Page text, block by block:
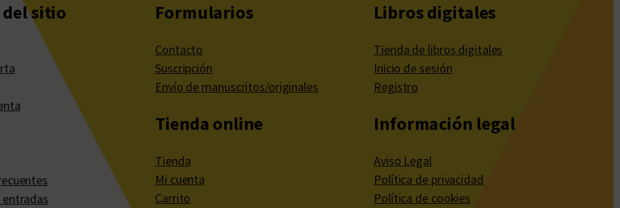
del sitio
entradas
Formularios
Contacto
Suscripción
Envío de manuscritos/originales
Tienda online
Tienda
Mi cuenta
Carrito
Libros digitales
Tienda de libros digitales
Inicio de sesión
Registro
Información legal
Aviso Legal
Política de privacidad
Política de cookies